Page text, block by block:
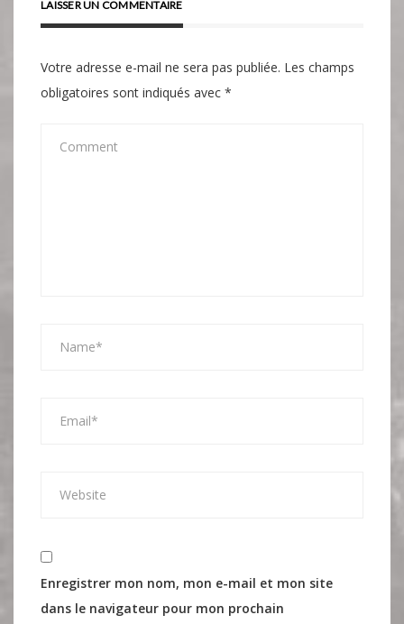
LAISSER UN COMMENTAIRE
Votre adresse e-mail ne sera pas publiée. Les champs
obligatoires sont indiqués avec *
Enregistrer mon nom, mon e-mail et mon site
dans le navigateur pour mon prochain